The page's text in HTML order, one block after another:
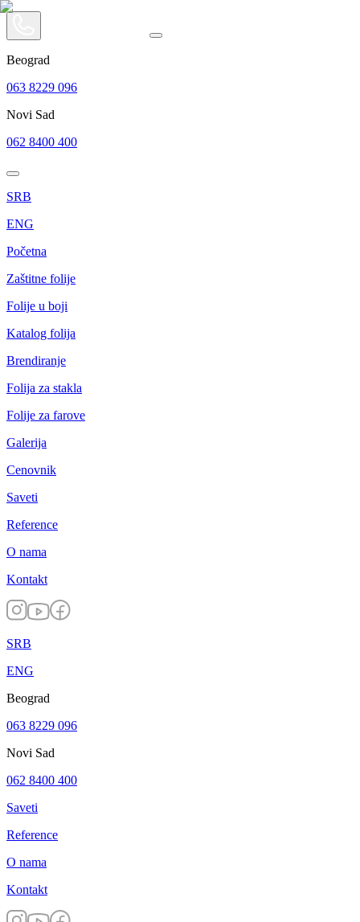
Beograd
063 8229 096
Novi Sad
062 8400 400
SRB
ENG
Početna
Zaštitne folije
Folije u boji
Katalog folija
Brendiranje
Folija za stakla
Folije za farove
Galerija
Cenovnik
Saveti
Reference
O nama
Kontakt
SRB
ENG
Beograd
063 8229 096
Novi Sad
062 8400 400
Saveti
Reference
O nama
Kontakt